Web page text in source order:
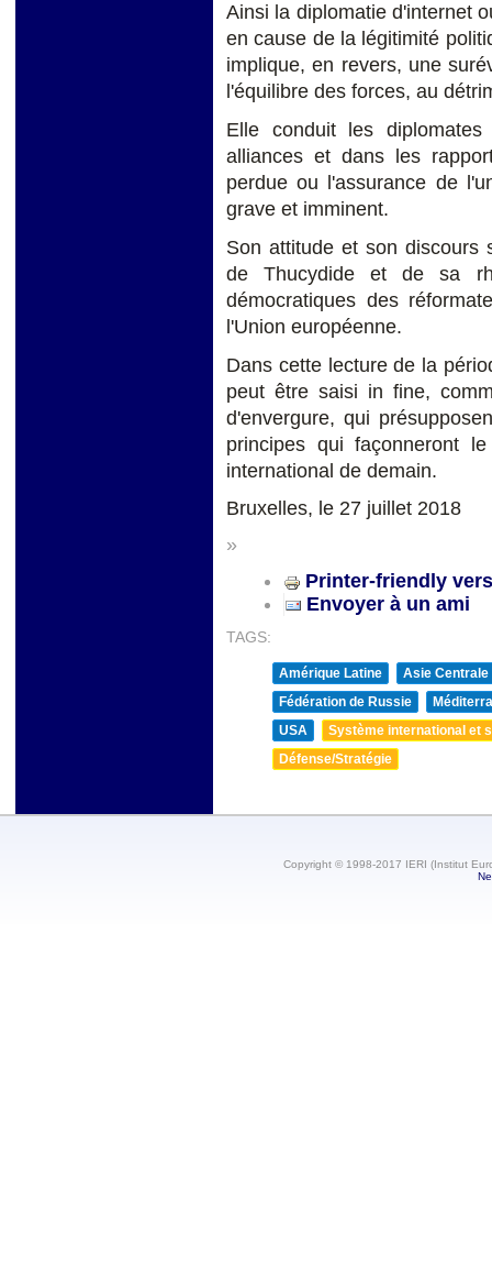
Ainsi la diplomatie d'internet
en cause de la légitimité
implique, en revers, une
l'équilibre des forces, au
Elle conduit les
alliances et dans les
perdue ou l'assurance de
grave et imminent.
Son attitude et son discours
de Thucydide et de sa
démocratiques des
l'Union européenne.
Dans cette lecture de la
peut être saisi in fine,
d'envergure, qui
principes qui façonneront
international de demain.
Bruxelles, le 27 juillet 2018
»
Printer-friendly
Envoyer à un ami
TAGS:
Amérique Latine
Asie Centrale
Fédération de Russie
USA
Système international et
Défense/Stratégie
Copyright © 1998-2017 IERI (Institut